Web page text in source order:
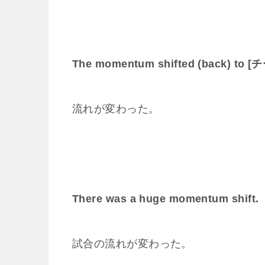
The momentum shifted (back) to [チ
流れが変わった。
There was a huge momentum shift.
試合の流れが変わった。